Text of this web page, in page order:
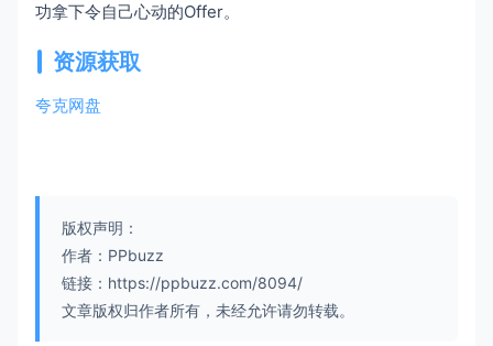
功拿下令自己心动的Offer。
资源获取
夸克网盘
版权声明：
作者：PPbuzz
链接：https://ppbuzz.com/8094/
文章版权归作者所有，未经允许请勿转载。